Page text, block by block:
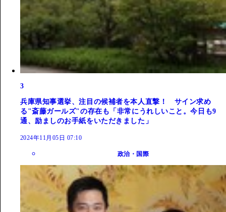
3
兵庫県知事選挙、注目の候補者を本人直撃！ サイン求め
る"斎藤ガールズ"の存在も「非常にうれしいこと。今日も9
通、励ましのお手紙をいただきました」
2024年11月05日 07:10
政治・国際